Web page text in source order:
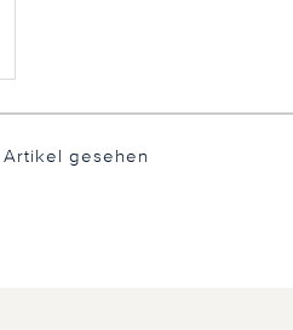
Artikel gesehen